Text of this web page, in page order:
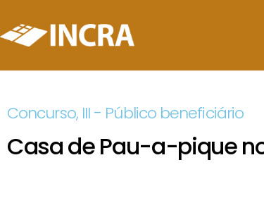
Concurso, III - Público beneficiário
Casa de Pau-a-pique